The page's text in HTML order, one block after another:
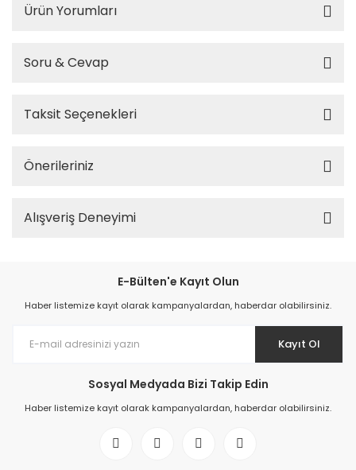
Ürün Yorumları
Soru & Cevap
Taksit Seçenekleri
Önerileriniz
Alışveriş Deneyimi
E-Bülten'e Kayıt Olun
Haber listemize kayıt olarak kampanyalardan, haberdar olabilirsiniz.
Kayıt Ol
Sosyal Medyada Bizi Takip Edin
Haber listemize kayıt olarak kampanyalardan, haberdar olabilirsiniz.